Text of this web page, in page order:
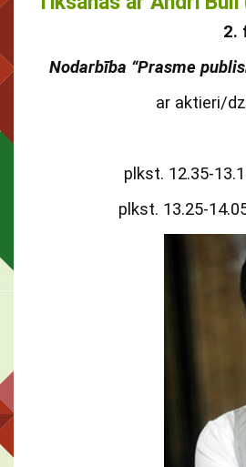
2.
Nodarbība “Prasme
ar aktieri/
plkst. 12.35-
plkst. 13.25-